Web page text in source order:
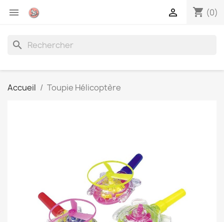
 shopping_cart (0)

search
Accueil Toupie Hélicoptère